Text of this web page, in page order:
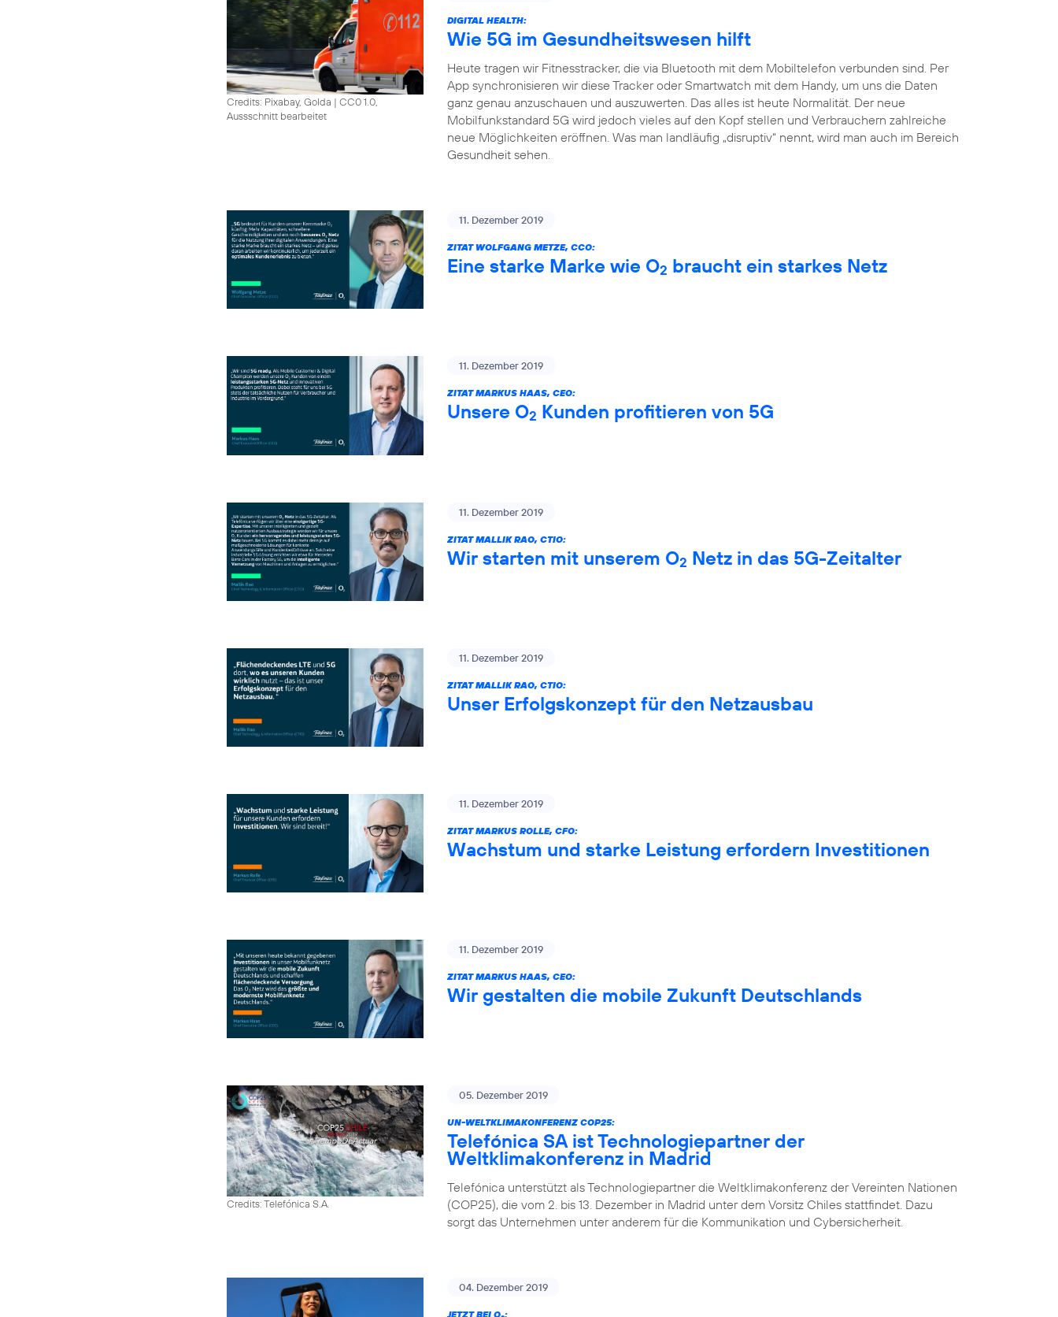
Credits: Pixabay, Golda | CC0 1.0,
Aussschnitt bearbeitet
DIGITAL HEALTH:
Wie 5G im Gesundheitswesen hilft
Heute tragen wir Fitnesstracker, die via Bluetooth mit dem Mobiltelefon verbunden sind. Per
App synchronisieren wir diese Tracker oder Smartwatch mit dem Handy, um uns die Daten
ganz genau anzuschauen und auszuwerten. Das alles ist heute Normalität. Der neue
Mobilfunkstandard 5G wird jedoch vieles auf den Kopf stellen und Verbrauchern zahlreiche
neue Möglichkeiten eröffnen. Was man landläufig „disruptiv“ nennt, wird man auch im Bereich
Gesundheit sehen.
11. Dezember 2019
ZITAT WOLFGANG METZE, CCO:
Eine starke Marke wie O2 braucht ein starkes Netz
11. Dezember 2019
ZITAT MARKUS HAAS, CEO:
Unsere O2 Kunden profitieren von 5G
11. Dezember 2019
ZITAT MALLIK RAO, CTIO:
Wir starten mit unserem O2 Netz in das 5G-Zeitalter
11. Dezember 2019
ZITAT MALLIK RAO, CTIO:
Unser Erfolgskonzept für den Netzausbau
11. Dezember 2019
ZITAT MARKUS ROLLE, CFO:
Wachstum und starke Leistung erfordern Investitionen
11. Dezember 2019
ZITAT MARKUS HAAS, CEO:
Wir gestalten die mobile Zukunft Deutschlands
Credits: Telefónica S.A.
05. Dezember 2019
UN-WELTKLIMAKONFERENZ COP25:
Telefónica SA ist Technologiepartner der
Weltklimakonferenz in Madrid
Telefónica unterstützt als Technologiepartner die Weltklimakonferenz der Vereinten Nationen
(COP25), die vom 2. bis 13. Dezember in Madrid unter dem Vorsitz Chiles stattfindet. Dazu
sorgt das Unternehmen unter anderem für die Kommunikation und Cybersicherheit.
04. Dezember 2019
JETZT BEI O :